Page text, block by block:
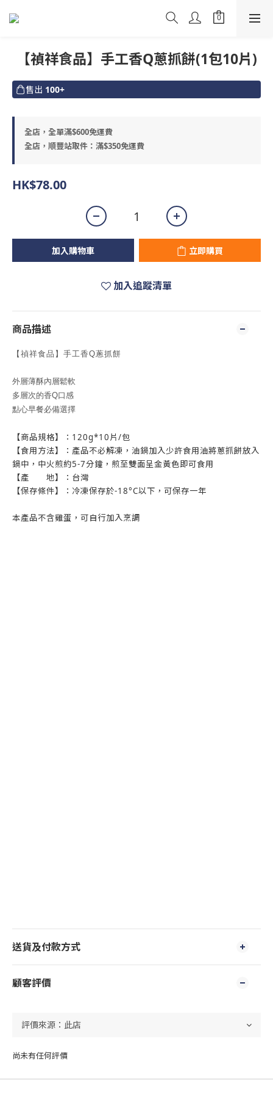
【禎祥食品】手工香Q蔥抓餅(1包10片)
售出 100+
全店，全單滿$600免運費
全店，順豐站取件：滿$350免運費
HK$78.00
加入購物車 立即購買
加入追蹤清單
商品描述
【禎祥食品】手工香Q蔥抓餅
外層薄酥內層鬆軟
多層次的香Q口感
點心早餐必備選擇
【商品規格】： 120g*10片/包
【食用方法】：產品不必解凍，油鍋加入少許食用油將蔥抓餅放入
鍋中，中火煎約5-7分鐘，煎至雙面呈金黃色即可食用
【產
地】：台灣
【保存條件】：冷凍保存於-18°C以下，可保存一年
本產品不含雞蛋，可自行加入烹調
送貨及付款方式
顧客評價
尚未有任何評價